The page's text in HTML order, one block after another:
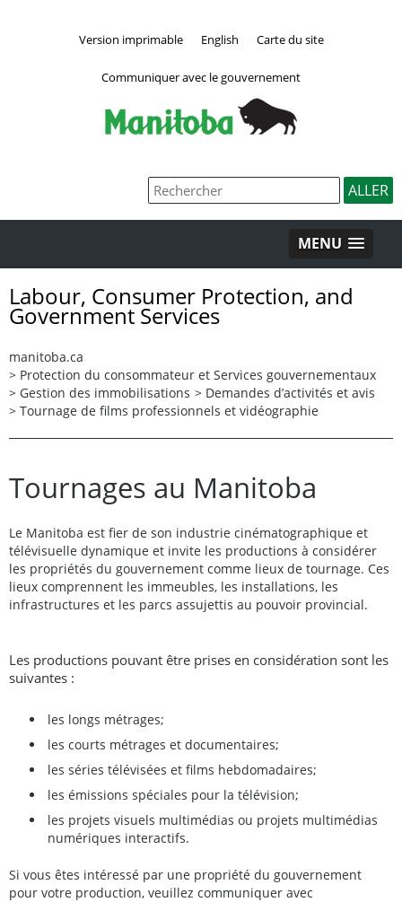
Version imprimable English Carte du site
Communiquer avec le gouvernement
MENU
Labour, Consumer Protection, and
Government Services
manitoba.ca
> Protection du consommateur et Services gouvernementaux
> Gestion des immobilisations > Demandes d’activités et avis
> Tournage de films professionnels et vidéographie
Tournages au Manitoba
Le Manitoba est fier de son industrie cinématographique et
télévisuelle dynamique et invite les productions à considérer
les propriétés du gouvernement comme lieux de tournage. Ces
lieux comprennent les immeubles, les installations, les
infrastructures et les parcs assujettis au pouvoir provincial.
Les productions pouvant être prises en considération sont les
suivantes :
les longs métrages;
les courts métrages et documentaires;
les séries télévisées et films hebdomadaires;
les émissions spéciales pour la télévision;
les projets visuels multimédias ou projets multimédias
numériques interactifs.
Si vous êtes intéressé par une propriété du gouvernement
pour votre production, veuillez communiquer avec